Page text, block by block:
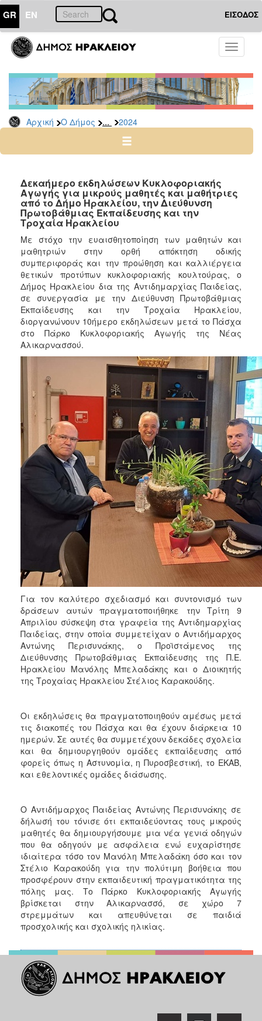
GR EN ΕΙΣΟΔΟΣ
Toggle
Αρχική Ο Δήμος ... 2024
ΔΗΜΟΣ
Δελτία
Τύπου
Αρχείο
2026
2024
2022
2021
2020
2019
2018
2017
2016
2015
2013
2012
2010
ΤΟΠΟΣ
ΠΟΛΙΤΙΣΜΟΣ
Δεκαήμερο εκδηλώσεων Κυκλοφοριακής
Αγωγής για μικρούς μαθητές και μαθήτριες
από το Δήμο Ηρακλείου, την Διεύθυνση
Πρωτοβάθμιας Εκπαίδευσης και την
Τροχαία Ηρακλείου
Με στόχο την ευαισθητοποίηση των μαθητών και
μαθητριών στην ορθή απόκτηση οδικής
συμπεριφοράς και την προώθηση και καλλιέργεια
θετικών προτύπων κυκλοφοριακής κουλτούρας, ο
Δήμος Ηρακλείου δια της Αντιδημαρχίας Παιδείας,
σε συνεργασία με την Διεύθυνση Πρωτοβάθμιας
Εκπαίδευσης και την Τροχαία Ηρακλείου,
διοργανώνουν 10ήμερο εκδηλώσεων μετά το Πάσχα
στο Πάρκο Κυκλοφοριακής Αγωγής της Νέας
Αλικαρνασσού.
Για τον καλύτερο σχεδιασμό και συντονισμό των
δράσεων αυτών πραγματοποιήθηκε την Τρίτη 9
Απριλίου σύσκεψη στα γραφεία της Αντιδημαρχίας
Παιδείας, στην οποία συμμετείχαν ο Αντιδήμαρχος
Αντώνης Περισυνάκης, ο Προϊστάμενος της
Διεύθυνσης Πρωτοβάθμιας Εκπαίδευσης της Π.Ε.
Ηρακλείου Μανόλης Μπελαδάκης και ο Διοικητής
της Τροχαίας Ηρακλείου Στέλιος Καρακούδης.
Οι εκδηλώσεις θα πραγματοποιηθούν αμέσως μετά
τις διακοπές του Πάσχα και θα έχουν διάρκεια 10
ημερών. Σε αυτές θα συμμετέχουν δεκάδες σχολεία
και θα δημιουργηθούν ομάδες εκπαίδευσης από
φορείς όπως η Αστυνομία, η Πυροσβεστική, το ΕΚΑΒ,
και εθελοντικές ομάδες διάσωσης.
Ο Αντιδήμαρχος Παιδείας Αντώνης Περισυνάκης σε
δήλωσή του τόνισε ότι εκπαιδεύοντας τους μικρούς
μαθητές θα δημιουργήσουμε μια νέα γενιά οδηγών
που θα οδηγούν με ασφάλεια ενώ ευχαρίστησε
ιδιαίτερα τόσο τον Μανόλη Μπελαδάκη όσο και τον
Στέλιο Καρακούδη για την πολύτιμη βοήθεια που
προσφέρουν στην εκπαιδευτική πραγματικότητα της
πόλης μας. Το Πάρκο Κυκλοφοριακής Αγωγής
βρίσκεται στην Αλικαρνασσό, σε χώρο 7
στρεμμάτων και απευθύνεται σε παιδιά
προσχολικής και σχολικής ηλικίας.